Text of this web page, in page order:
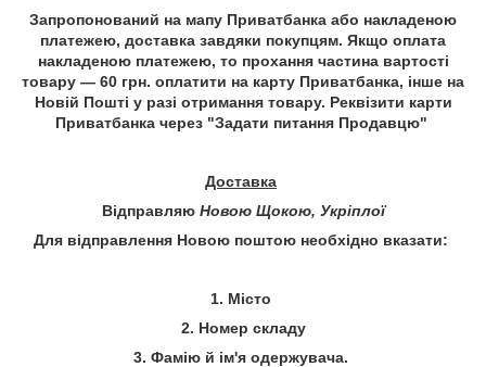
Запропонований на мапу Приватбанка або накладеною
платежею, доставка завдяки покупцям. Якщо оплата
накладеною платежею, то прохання частина вартості
товару — 60 грн. оплатити на карту Приватбанка, інше на
Новій Пошті у разі отримання товару. Реквізити карти
Приватбанка через "Задати питання Продавцю"
Доставка
Відправляю Новою Щокою, Укріплої
Для відправлення Новою поштою необхідно вказати:
1. Місто
2. Номер складу
3. Фамію й ім'я одержувача.